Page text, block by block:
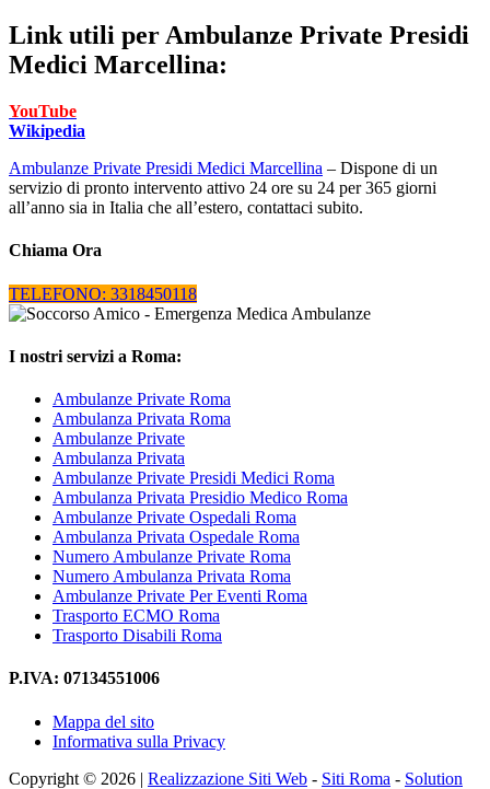
Link utili per Ambulanze Private Presidi
Medici Marcellina:
YouTube
Wikipedia
Ambulanze Private Presidi Medici Marcellina – Dispone di un
servizio di pronto intervento attivo 24 ore su 24 per 365 giorni
all’anno sia in Italia che all’estero, contattaci subito.
Chiama Ora
TELEFONO: 3318450118
I nostri servizi a Roma:
Ambulanze Private Roma
Ambulanza Privata Roma
Ambulanze Private
Ambulanza Privata
Ambulanze Private Presidi Medici Roma
Ambulanza Privata Presidio Medico Roma
Ambulanze Private Ospedali Roma
Ambulanza Privata Ospedale Roma
Numero Ambulanze Private Roma
Numero Ambulanza Privata Roma
Ambulanze Private Per Eventi Roma
Trasporto ECMO Roma
Trasporto Disabili Roma
P.IVA: 07134551006
Mappa del sito
Informativa sulla Privacy
Copyright © 2026 | Realizzazione Siti Web - Siti Roma - Solution